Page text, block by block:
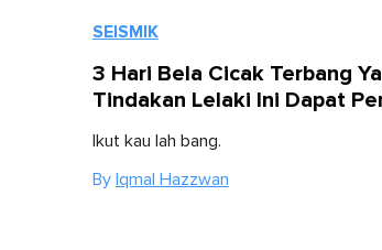
SEISMIK
3 Hari Bela Cicak Terbang
Tindakan Lelaki Ini Dapat
Ikut kau lah bang.
By Iqmal Hazzwan